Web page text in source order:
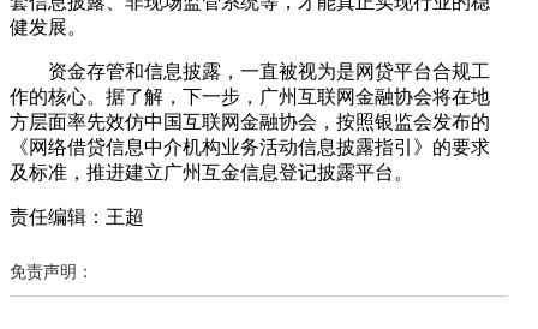
健发展。
资金存管和信息披露，一直被视为是网贷平台合规工
作的核心。据了解，下一步，广州互联网金融协会将在地
方层面率先效仿中国互联网金融协会，按照银监会发布的
《网络借贷信息中介机构业务活动信息披露指引》的要求
及标准，推进建立广州互金信息登记披露平台。
责任编辑：王超
免责声明：